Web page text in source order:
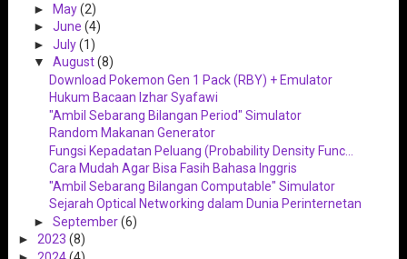
► May(2)
► June (4)
► July(1)
▼ August(8)
Download Pokemon Gen 1 Pack (RBY) + Emulator
Hukum Bacaan Izhar Syafawi
"Ambil Sebarang Bilangan Period" Simulator
Random Makanan Generator
Fungsi Kepadatan Peluang (Probability Density Func...
Cara Mudah Agar Bisa Fasih Bahasa Inggris
"Ambil Sebarang Bilangan Computable" Simulator
Sejarah Optical Networking dalam Dunia Perinternetan
► September(6)
► 2023 (8)